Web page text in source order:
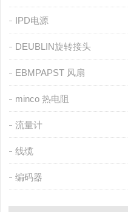
IPD电源
DEUBLIN旋转接头
EBMPAPST 风扇
minco 热电阻
流量计
线缆
编码器